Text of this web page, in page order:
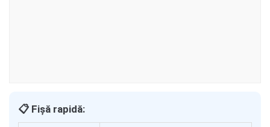
📋 Fișă rapidă: